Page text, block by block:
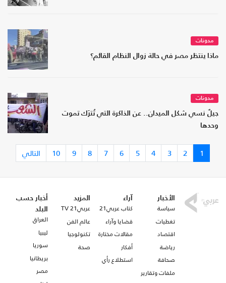
مدونات
ماذا ينتظر مصر في حالة زوال النظام القائم؟
مدونات
جيلٌ نسي شكل الميدان.. عن الذاكرة التي تُترَك تموت
وحدها
1
2
3
4
5
6
7
8
9
10 التالي
الأخبار
سياسة
تغطيات
اقتصاد
رياضة
صحافة
ملفات وتقارير
آراء
كتاب عربي21
قضايا وآراء
مقالات مختارة
أفكار
استطلاع رأي
المزيد
عربي21 TV
عالم الفن
تكنولوجيا
صحة
أخبار حسب
البلد
العراق
ليبيا
سوريا
بريطانيا
مصر